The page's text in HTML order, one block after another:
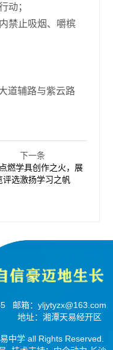
动；
禁止吸烟、嚼槟
道辅路与紫云路
下一条
燃学具创作之火，展
评选激扬学习之帆
邮箱： yljytyzx@163.com
地址：湘潭天易经开区
中学 all Rights Reserved.